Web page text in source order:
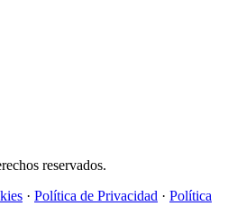
reservados.
· Política de Privacidad · Política